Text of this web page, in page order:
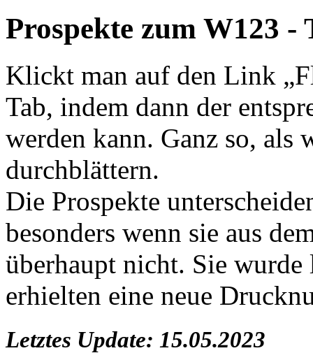
Prospekte zum W123 -
Klickt man auf den Link
Tab, indem dann der
werden kann. Ganz so, als
durchblättern.
Die Prospekte
besonders wenn sie aus
überhaupt nicht. Sie
erhielten eine neue
Letztes Update: 15.05.2023